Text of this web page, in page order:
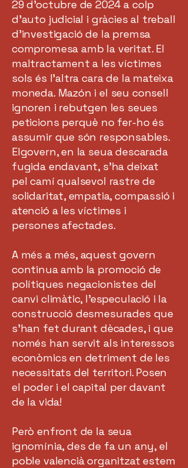
29 d’octubre de 2024 a colp
d’auto judicial i gràcies al treball
d’investigació de la premsa
compromesa amb la veritat. El
maltractament a les víctimes
sols és l’altra cara de la mateixa
moneda. Mazón i el seu consell
ignoren i rebutgen les seues
peticions perquè no fer-ho és
assumir que són responsables.
Elgovern, en la seua descarada
fugida endavant, s’ha deixat
pel camí qualsevol rastre de
solidaritat, empatia, compassió i
atenció a les víctimes i
persones afectades.
A més a més, aquest govern
continua amb la promoció de
polítiques negacionistes del
canvi climàtic, l’especulació i la
construcció desmesurades que
s’han fet durant dècades, i que
només han servit als interessos
econòmics en detriment de les
necessitats del territori. Posen
el poder i el capital per davant
de la vida!
Però enfront de la seua
ignomínia, des de fa un any, el
poble valencià organitzat estem